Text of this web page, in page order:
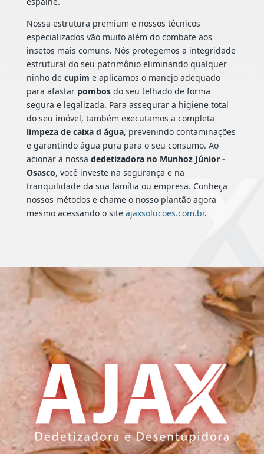
Nossa estrutura premium e nossos técnicos
especializados vão muito além do combate aos
insetos mais comuns. Nós protegemos a integridade
estrutural do seu patrimônio eliminando qualquer
ninho de cupim e aplicamos o manejo adequado
para afastar pombosdo seu telhado de forma
segura e legalizada. Para assegurar a higiene total
do seu imóvel, também executamos a completa
limpeza de caixa d água, prevenindo contaminações
e garantindo água pura para o seu consumo. Ao
acionar a nossa dedetizadora no Munhoz Júnior -
Osasco, você investe na segurança e na
tranquilidade da sua família ou empresa. Conheça
nossos métodos e chame o nosso plantão agora
mesmo acessando o site ajaxsolucoes.com.br.